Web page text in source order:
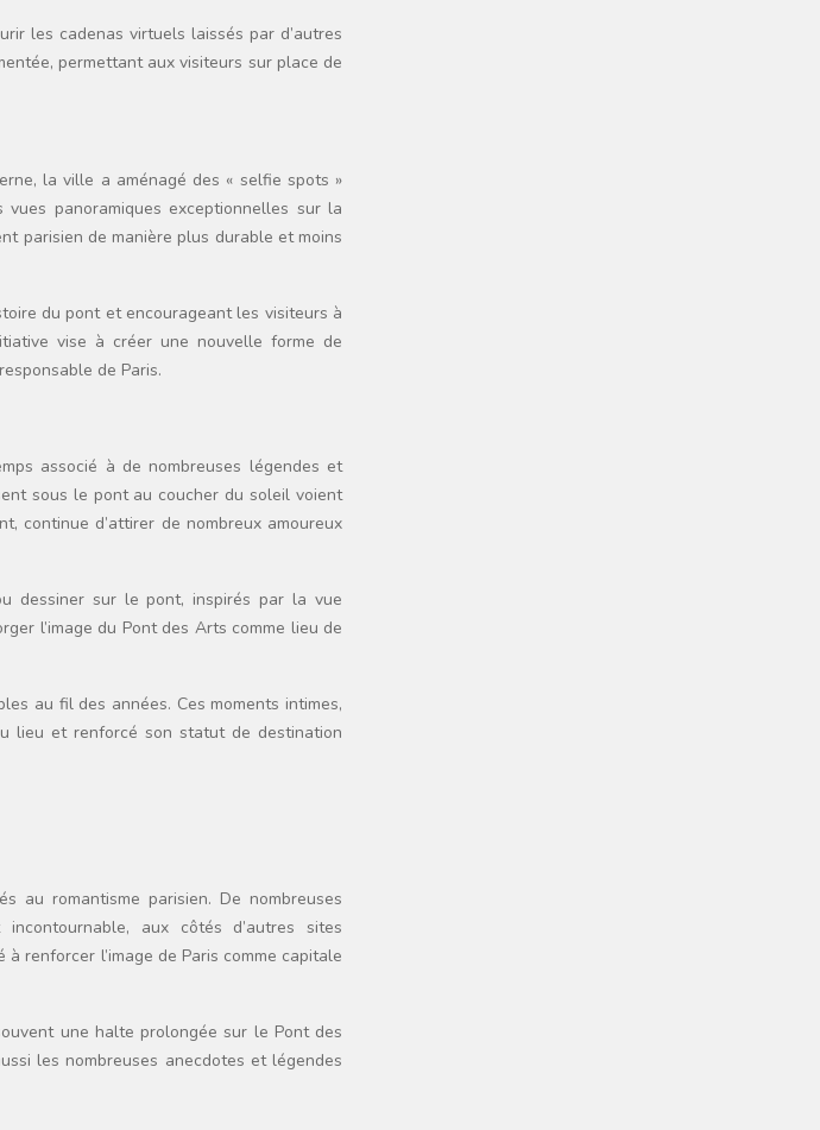
les cadenas virtuels laissés par d’autres
permettant aux visiteurs sur place de
la ville a aménagé des « selfie spots »
panoramiques exceptionnelles sur la
parisien de manière plus durable et moins
du pont et encourageant les visiteurs à
vise à créer une nouvelle forme de
de Paris.
associé à de nombreuses légendes et
sous le pont au coucher du soleil voient
continue d’attirer de nombreux amoureux
dessiner sur le pont, inspirés par la vue
l’image du Pont des Arts comme lieu de
au fil des années. Ces moments intimes,
lieu et renforcé son statut de destination
au romantisme parisien. De nombreuses
aux côtés d’autres sites
renforcer l’image de Paris comme capitale
une halte prolongée sur le Pont des
les nombreuses anecdotes et légendes